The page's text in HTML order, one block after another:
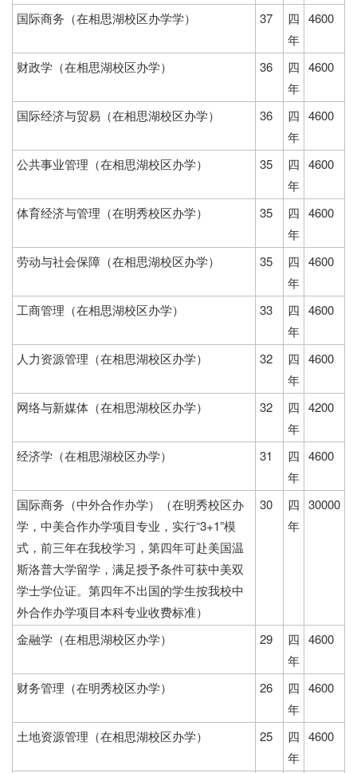
国际商务（在相思湖校区办学学） 37
四
年
4600
财政学（在相思湖校区办学） 36
四
年
4600
国际经济与贸易（在相思湖校区办学） 36
四
年
4600
公共事业管理（在相思湖校区办学） 35
四
年
4600
体育经济与管理（在明秀校区办学） 35
四
年
4600
劳动与社会保障（在相思湖校区办学） 35
四
年
4600
工商管理（在相思湖校区办学） 33
四
年
4600
人力资源管理（在相思湖校区办学） 32
四
年
4600
网络与新媒体（在相思湖校区办学） 32
四
年
4200
经济学（在相思湖校区办学） 31
四
年
4600
国际商务（中外合作办学）（在明秀校区办
学，中美合作办学项目专业，实行“3+1”模
式，前三年在我校学习，第四年可赴美国温
斯洛普大学留学，满足授予条件可获中美双
学士学位证。第四年不出国的学生按我校中
外合作办学项目本科专业收费标准）
30
四
年
30000
金融学（在相思湖校区办学） 29
四
年
4600
财务管理（在明秀校区办学） 26
四
年
4600
土地资源管理（在相思湖校区办学） 25
四
年
4600